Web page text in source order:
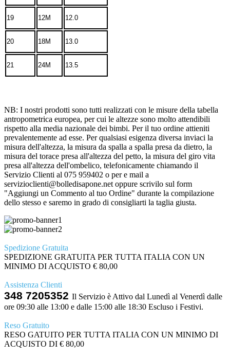
19 12M 12.0
20 18M 13.0
21 24M 13.5
NB: I nostri prodotti sono tutti realizzati con le misure della tabella
antropometrica europea, per cui le altezze sono molto attendibili
rispetto alla media nazionale dei bimbi. Per il tuo ordine attieniti
prevalentemente ad esse. Per qualsiasi esigenza diversa inviaci la
misura dell'altezza, la misura da spalla a spalla presa da dietro, la
misura del torace presa all'altezza del petto, la misura del giro vita
presa all'altezza dell'ombelico, telefonicamente chiamando il
Servizio Clienti al 075 959402 o per e mail a
servizioclienti@bolledisapone.net oppure scrivilo sul form
"Aggiungi un Commento al tuo Ordine" durante la compilazione
dello stesso e saremo in grado di consigliarti la taglia giusta.
Spedizione Gratuita
SPEDIZIONE GRATUITA PER TUTTA ITALIA CON UN
MINIMO DI ACQUISTO € 80,00
Assistenza Clienti
348 7205352 Il Servizio è Attivo dal Lunedì al Venerdì dalle
ore 09:30 alle 13:00 e dalle 15:00 alle 18:30 Escluso i Festivi.
Reso Gratuito
RESO GATUITO PER TUTTA ITALIA CON UN MINIMO DI
ACQUISTO DI € 80,00